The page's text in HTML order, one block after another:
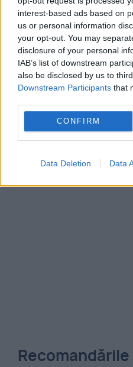
interest-based ads based on
us or personal information
your opt-out. You may
disclosure of your personal
IAB’s list of downstream
also be disclosed by us to
Downstream Participants that
CONFIRM
Data Deletion Data
Ghiseul.ro
Bucuresti cluj
Constantin Ciuce
nou-nascut penal